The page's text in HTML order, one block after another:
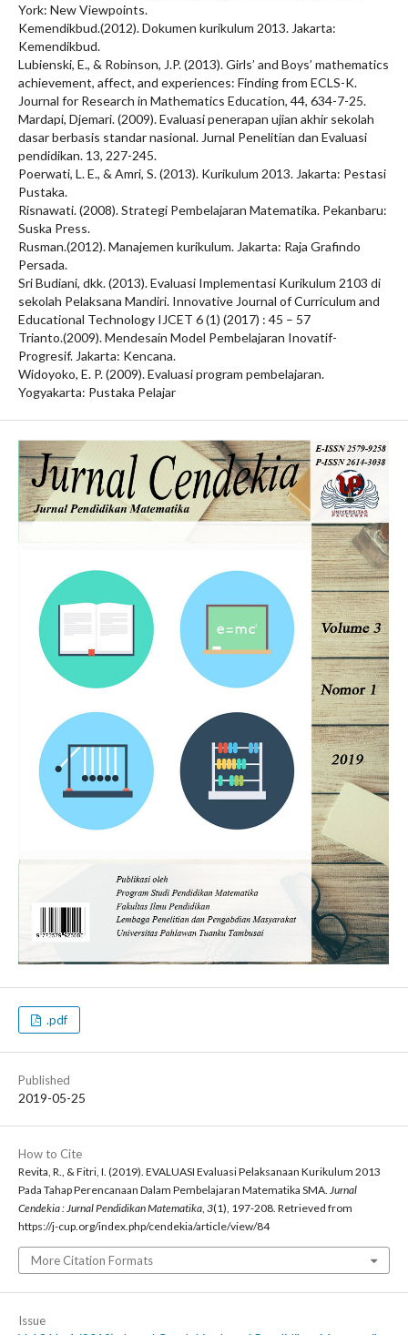
York: New Viewpoints.
Kemendikbud.(2012). Dokumen kurikulum 2013. Jakarta:
Kemendikbud.
Lubienski, E., & Robinson, J.P. (2013). Girls’ and Boys’ mathematics
achievement, affect, and experiences: Finding from ECLS-K.
Journal for Research in Mathematics Education, 44, 634-7-25.
Mardapi, Djemari. (2009). Evaluasi penerapan ujian akhir sekolah
dasar berbasis standar nasional. Jurnal Penelitian dan Evaluasi
pendidikan. 13, 227-245.
Poerwati, L. E., & Amri, S. (2013). Kurikulum 2013. Jakarta: Pestasi
Pustaka.
Risnawati. (2008). Strategi Pembelajaran Matematika. Pekanbaru:
Suska Press.
Rusman.(2012). Manajemen kurikulum. Jakarta: Raja Grafindo
Persada.
Sri Budiani, dkk. (2013). Evaluasi Implementasi Kurikulum 2103 di
sekolah Pelaksana Mandiri. Innovative Journal of Curriculum and
Educational Technology IJCET 6 (1) (2017) : 45 – 57
Trianto.(2009). Mendesain Model Pembelajaran Inovatif-
Progresif. Jakarta: Kencana.
Widoyoko, E. P. (2009). Evaluasi program pembelajaran.
Yogyakarta: Pustaka Pelajar
.pdf
Published
2019-05-25
How to Cite
Revita, R., & Fitri, I. (2019). EVALUASI Evaluasi Pelaksanaan Kurikulum 2013
Pada Tahap Perencanaan Dalam Pembelajaran Matematika SMA. Jurnal
Cendekia : Jurnal Pendidikan Matematika, 3(1), 197-208. Retrieved from
https://j-cup.org/index.php/cendekia/article/view/84
More Citation Formats
Issue